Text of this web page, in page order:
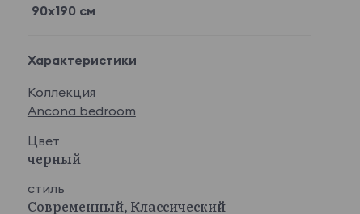
90x190 см
Характеристики
Коллекция
Ancona bedroom
Цвет
черный
стиль
Современный, Классический